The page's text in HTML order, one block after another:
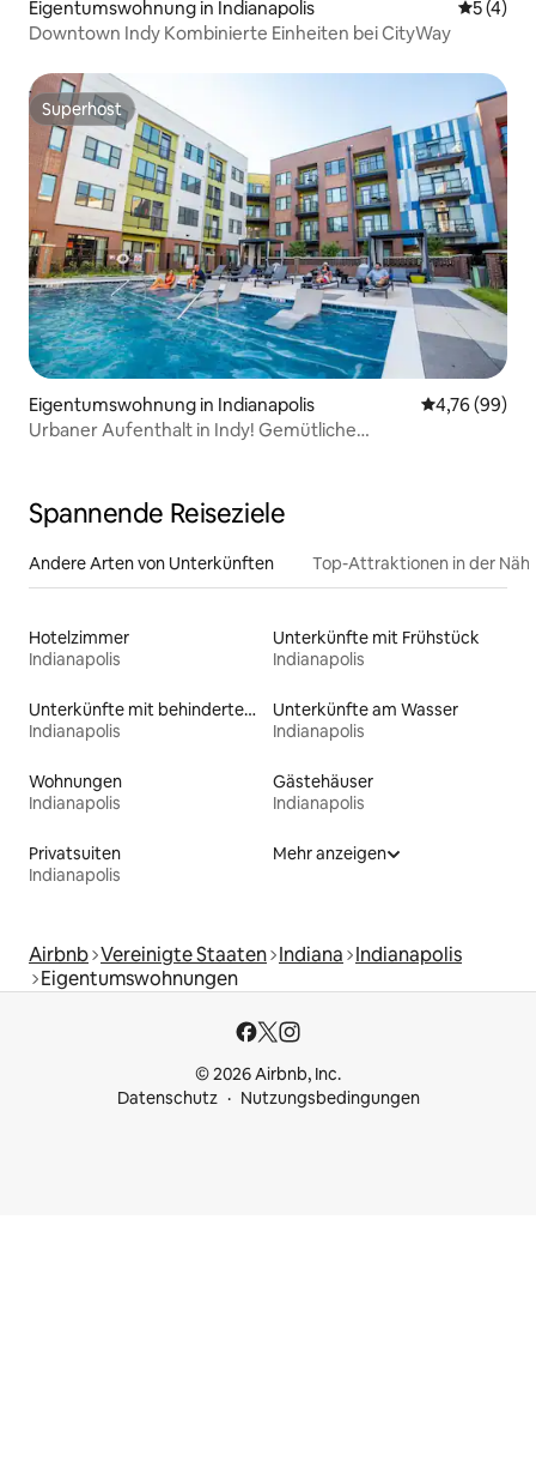
Eigentumswohnung in Indianapolis
5 (4)
Downtown Indy Kombinierte Einheiten bei CityWay
Superhost
Superhost
Eigentumswohnung in Indianapolis
4,76 (99)
Urbaner Aufenthalt in Indy! Gemütliche
Spannende Reiseziele
Andere Arten von Unterkünften Top-Attraktionen in der
Hotelzimmer
Indianapolis
Unterkünfte mit Frühstück
Indianapolis
Unterkünfte mit behindertengerechtem WC
Indianapolis
Unterkünfte am Wasser
Indianapolis
Wohnungen
Indianapolis
Gästehäuser
Indianapolis
Privatsuiten
Indianapolis
Mehr anzeigen
Airbnb Vereinigte Staaten Indiana Indianapolis
Eigentumswohnungen
© 2026 Airbnb, Inc.
Datenschutz
Nutzungsbedingungen